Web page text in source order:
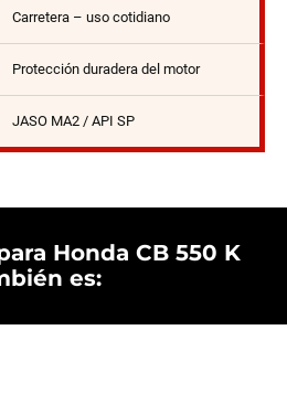
Carretera – uso cotidiano
Protección duradera del motor
JASO MA2 / API SP
Honda CB 550 K
es: